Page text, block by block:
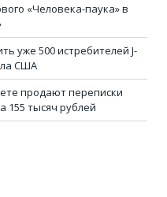
«Человека-паука» в
уже 500 истребителей J-
США
продают переписки
155 тысяч рублей